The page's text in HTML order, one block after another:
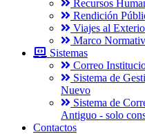
Recursos
Rendición
Viajes al
Marco
Sistemas
Correo
Sistema de
Nuevo
Sistema de
Antiguo - solo
Contactos